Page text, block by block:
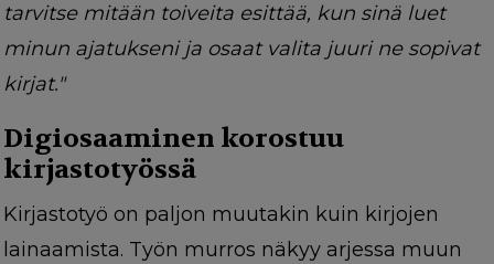
tarvitse mitään toiveita esittää, kun sinä luet
minun ajatukseni ja osaat valita juuri ne sopivat
kirjat."
Digiosaaminen korostuu
kirjastotyössä
Kirjastotyö on paljon muutakin kuin kirjojen
lainaamista. Työn murros näkyy arjessa muun